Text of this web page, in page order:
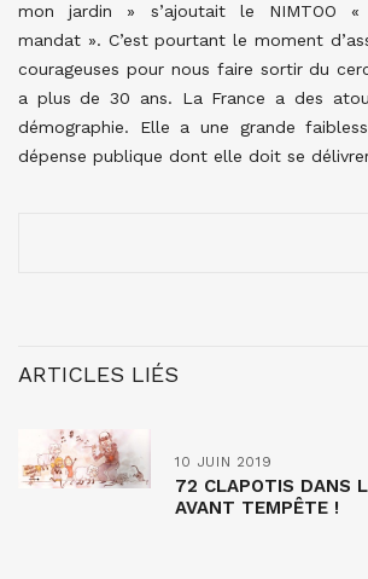
mon jardin » s’ajoutait le NIMTOO
mandat ». C’est pourtant le moment
courageuses pour nous faire sortir du
a plus de 30 ans. La France a des
démographie. Elle a une grande
dépense publique dont elle doit se
ARTICLES LIÉS
10 JUIN 2019
72 CLAPOTIS DANS
AVANT TEMPÊTE !